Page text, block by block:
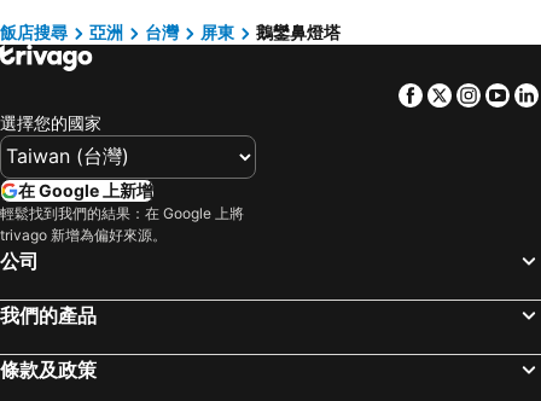
Dan Lee Inn 墾丁丹麗渡假會館
Kenting Maya-House B&B
墾丁泊途會館
Dreamer Boutique Hotel
艾比莎渡假旅店2館
Howard Kenting Wonder House
墾丁光現旅宿
Bay Forest Boutique B&B
墾丁日月光飯店
希臘風情民宿
Kenting Tuscany Resort
高雄左營高鐵站
高雄火車站
高雄瑞豐夜市
高雄夢時代購物中心
高雄六合夜市
高雄美麗島捷運站
嘉義高鐵站
台東海濱公園
台南高鐵站
鹿野高台
旭海大草原
高雄85大樓
飯店搜尋 亞洲 台灣 屏東 鵝鑾鼻燈塔
Facebook
Twitter
選擇您的國家
在 Google 上新增
輕鬆找到我們的結果：在 Google 上將
trivago 新增為偏好來源。
公司
我們的產品
條款及政策